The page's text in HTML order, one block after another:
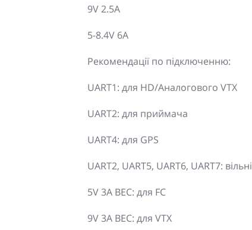
9V 2.5A
5-8.4V 6A
Рекомендації по підключенню:
UART1: для HD/Аналогового VTX
UART2: для приймача
UART4: для GPS
UART2, UART5, UART6, UART7: вільні
5V 3A BEC: для FC
9V 3A BEC: для VTX